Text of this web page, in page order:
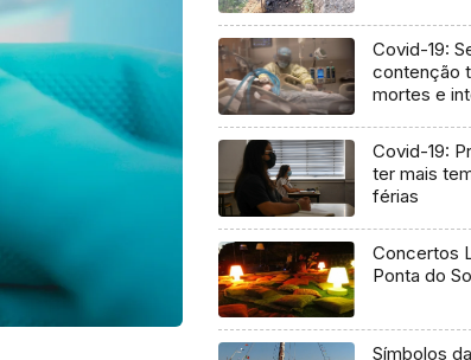
Covid-19:
contenção
mortes e
Covid-19:
ter mais
férias
Concertos
Ponta do
Símbolos